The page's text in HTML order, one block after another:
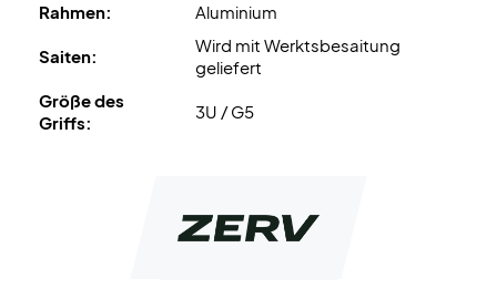
Rahmen:
Aluminium
Saiten:
Wird mit Werktsbesaitung
geliefert
Größe des
Griffs:
3U / G5